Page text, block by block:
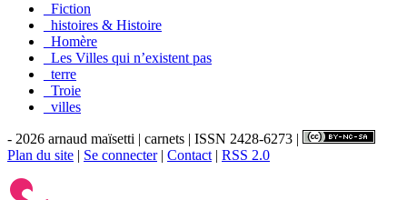
_Fiction
_histoires & Histoire
_Homère
_Les Villes qui n’existent pas
_terre
_Troie
_villes
- 2026 arnaud maïsetti | carnets | ISSN 2428-6273 |
Plan du site | Se connecter| Contact | RSS 2.0